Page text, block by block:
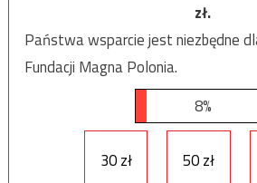
zł.
Państwa wsparcie jest niezbędne
Fundacji Magna Polonia.
8%
30 zł 50 zł